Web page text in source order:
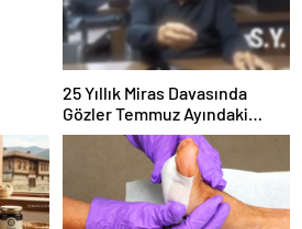
25 Yıllık Miras Davasında
Gözler Temmuz Ayındaki
Karar Duruşmasına Çevrildi